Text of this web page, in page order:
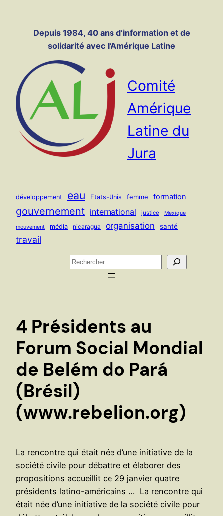
contenuDepuis 1984, 40 ans d’information et de
solidarité avec l’Amérique Latine
Comité
Amérique
Latine du
Jura
développement eau Etats-Unis femme formation
gouvernement international justice Mexique
mouvement média nicaragua organisation santé
travail
R
r
h
e
r
4 Présidents au
Forum Social Mondial
de Belém do Pará
(Brésil)
(www.rebelion.org)
La rencontre qui était née d’une initiative de la
société civile pour débattre et élaborer des
propositions accueillit ce 29 janvier quatre
présidents latino-américains … La rencontre qui
était née d’une initiative de la société civile pour